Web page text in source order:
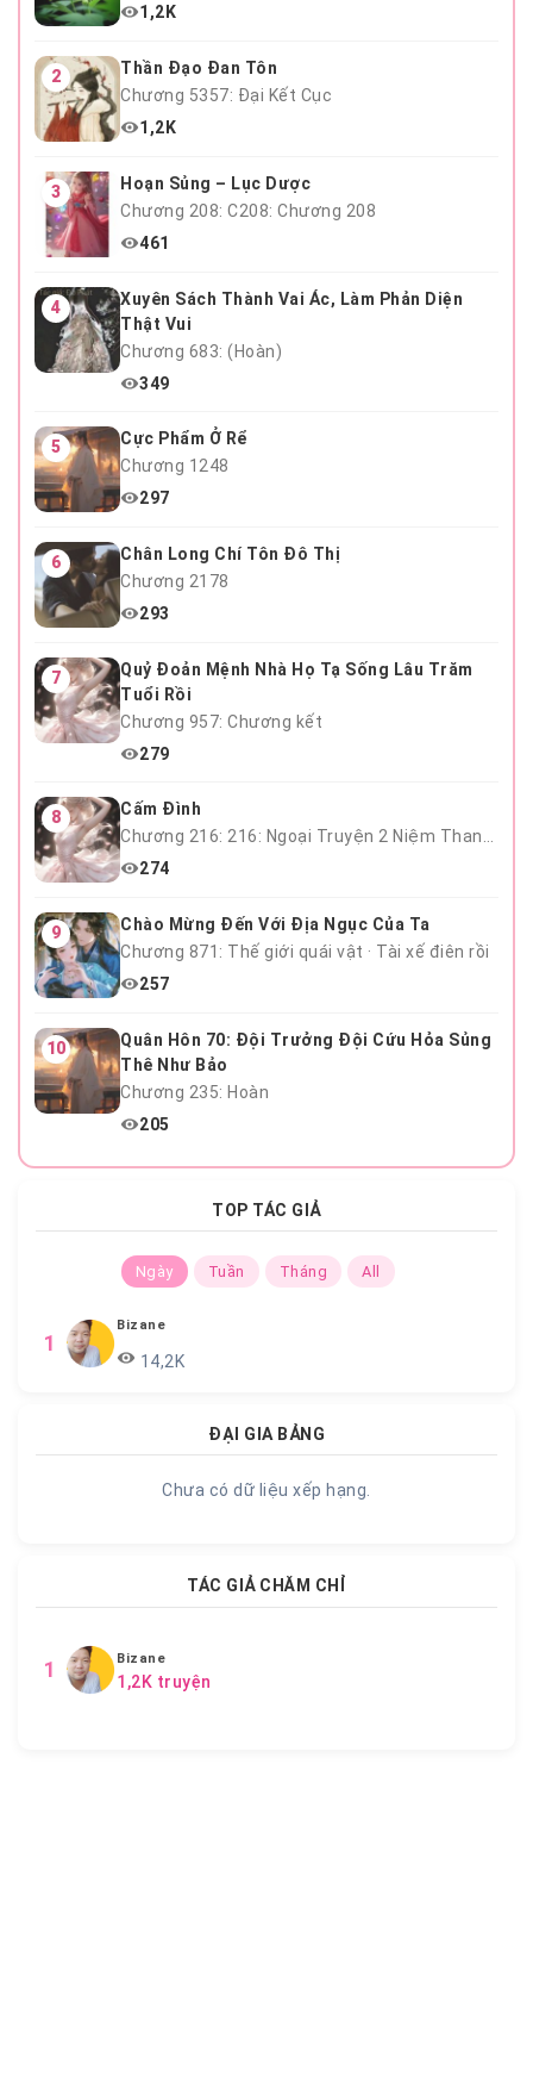
1,2K
2
Thần Đạo Đan Tôn
Chương 5357: Đại Kết Cục
1,2K
3
Hoạn Sủng – Lục Dược
Chương 208: C208: Chương 208
461
4
Xuyên Sách Thành Vai Ác, Làm Phản Diện
Thật Vui
Chương 683: (Hoàn)
349
5
Cực Phẩm Ở Rể
Chương 1248
297
6
Chân Long Chí Tôn Đô Thị
Chương 2178
293
7
Quỷ Đoản Mệnh Nhà Họ Tạ Sống Lâu Trăm
Tuổi Rồi
Chương 957: Chương kết
279
8
Cấm Đình
274
9
Chào Mừng Đến Với Địa Ngục Của Ta
Chương 871: Thế giới quái vật · Tài xế điên rồi
257
10
Quân Hôn 70: Đội Trưởng Đội Cứu Hỏa Sủng
Thê Như Bảo
Chương 235: Hoàn
205
TOP TÁC GIẢ
Ngày Tuần Tháng All
1
Bizane
14,2K
ĐẠI GIA BẢNG
Chưa có dữ liệu xếp hạng.
TÁC GIẢ CHĂM CHỈ
1 Bizane
1,2K truyện